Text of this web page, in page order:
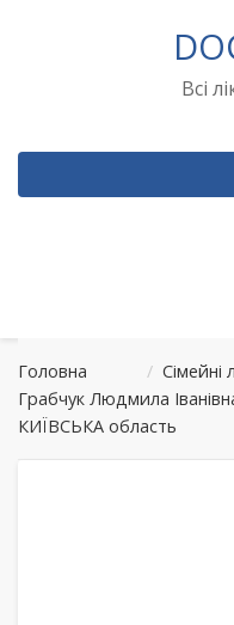
Всі
Головна / Сімейні
Грабчук Людмила
КИЇВСЬКА область